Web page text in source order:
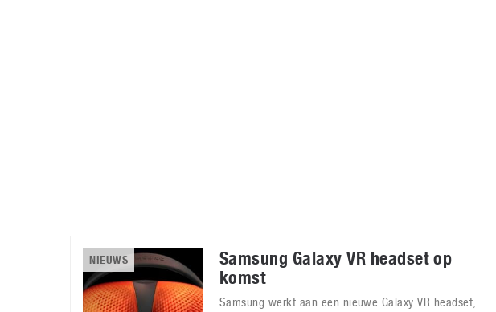
NIEUWS
Samsung Galaxy VR headset op
komst
Samsung werkt aan een nieuwe Galaxy VR headset,